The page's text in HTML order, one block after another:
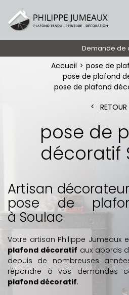
Demande de
Accueil
pose de
pose de plafond
pose de plafond
RETOUR
pose de
décoratif
Artisan
pose de
à Soulac
Votre artisan Philippe Jumeaux
plafond décoratif aux abords
depuis de nombreuses
répondre à vos demandes
plafond décoratif.